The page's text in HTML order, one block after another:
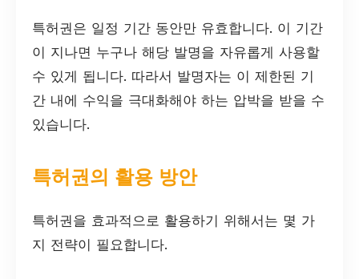
특허권은 일정 기간 동안만 유효합니다. 이 기간
이 지나면 누구나 해당 발명을 자유롭게 사용할
수 있게 됩니다. 따라서 발명자는 이 제한된 기
간 내에 수익을 극대화해야 하는 압박을 받을 수
있습니다.
특허권의 활용 방안
특허권을 효과적으로 활용하기 위해서는 몇 가
지 전략이 필요합니다.